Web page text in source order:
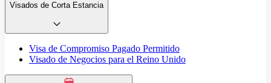
Visados de Corta Estancia
Visa de Compromiso Pagado Permitido
Visado de Negocios para el Reino Unido